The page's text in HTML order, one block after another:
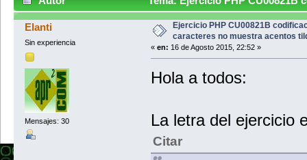
substr (Leído 11238 veces)
Elanti
Sin experiencia
Mensajes: 30
Ejercicio PHP CU00821B
caracteres no muestra acentos
« en: 16 de Agosto 2015, 22:52 »
Hola a todos:
La letra del ejercicio
Citar